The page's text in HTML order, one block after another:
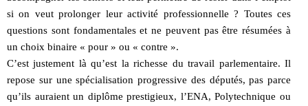
si on veut prolonger leur activité professionnelle ? Toutes ces
questions sont fondamentales et ne peuvent pas être résumées à
un choix binaire « pour » ou « contre ».
C’est justement là qu’est la richesse du travail parlementaire. Il
repose sur une spécialisation progressive des députés, pas parce
qu’ils auraient un diplôme prestigieux, l’ENA, Polytechnique ou